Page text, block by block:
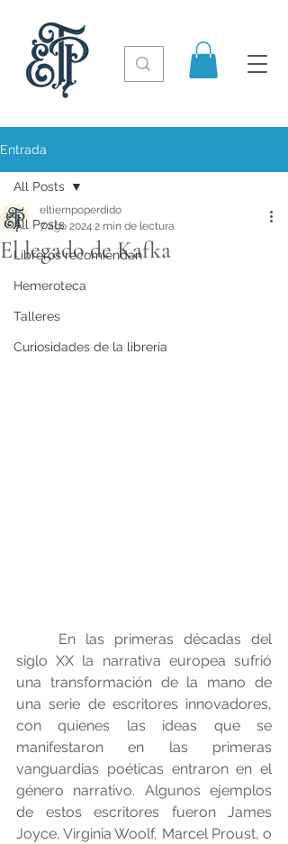
Entrada
All Posts
Libreros recomiendan
Hemeroteca
Talleres
Curiosidades de la librería
All Posts
El legado de Kafka
eltiempoperdido
7 ago 2024 2 min de lectura
siglo XX la narrativa europea sufrió
una transformación de la mano de
una serie de escritores innovadores,
con quienes las ideas que se
manifestaron en las primeras
vanguardias poéticas entraron en el
género narrativo. Algunos ejemplos
de estos escritores fueron James
Joyce, Virginia Woolf, Marcel Proust, o